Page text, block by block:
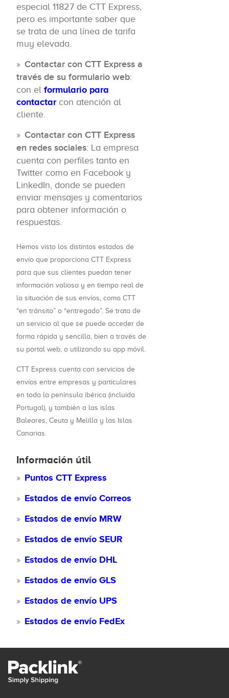
especial 11827 de CTT Express,
pero es importante saber que
se trata de una línea de tarifa
muy elevada.
Contactar con CTT Express a
través de su formulario web:
con el formulario para
contactarcon atención al
cliente.
Contactar con CTT Express
en redes sociales: La empresa
cuenta con perfiles tanto en
Twitter como en Facebook y
LinkedIn, donde se pueden
enviar mensajes y comentarios
para obtener información o
respuestas.
Hemos visto los distintos estados de
envío que proporciona CTT Express
para que sus clientes puedan tener
información valiosa y en tiempo real de
la situación de sus envíos, como CTT
“en tránsito” o “entregado”. Se trata de
un servicio al que se puede acceder de
forma rápida y sencilla, bien a través de
su portal web, o utilizando su app móvil.
CTT Express cuenta con servicios de
envíos entre empresas y particulares
en toda la península ibérica (incluida
Portugal), y también a las islas
Baleares, Ceuta y Melilla y las Islas
Canarias.
Información útil
Puntos CTT Express
Estados de envío Correos
Estados de envío MRW
Estados de envío SEUR
Estados de envío DHL
Estados de envío GLS
Estados de envío UPS
Estados de envío FedEx